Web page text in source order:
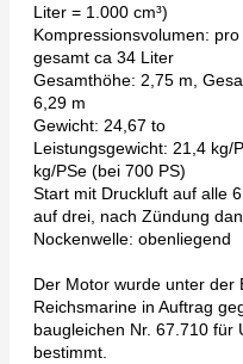
Liter = 1.000 cm³)
Kompressionsvolumen:
gesamt ca 34 Liter
Gesamthöhe: 2,75 m,
6,29 m
Gewicht: 24,67 to
Leistungsgewicht: 21,4 kg/
kg/PSe (bei 700 PS)
Start mit Druckluft auf alle
auf drei, nach Zündung
Nockenwelle: obenliegend
Der Motor wurde unter der
Reichsmarine in Auftrag
baugleichen Nr. 67.710 für
bestimmt.